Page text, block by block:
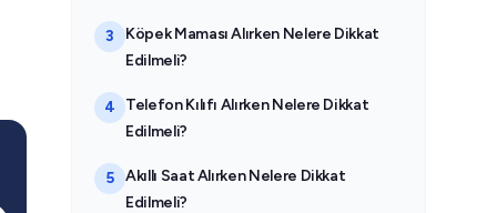
3
Köpek Maması Alırken Nelere Dikkat
Edilmeli?
4
Telefon Kılıfı Alırken Nelere Dikkat
Edilmeli?
5 Akıllı Saat Alırken Nelere Dikkat
Edilmeli?